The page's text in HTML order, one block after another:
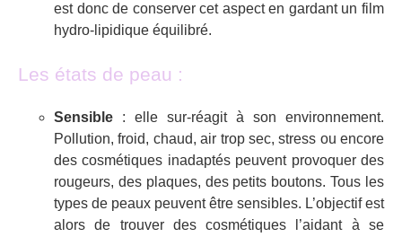
est donc de conserver cet aspect en gardant un film
hydro-lipidique équilibré.
Les états de peau :
Sensible : elle sur-réagit à son environnement.
Pollution, froid, chaud, air trop sec, stress ou encore
des cosmétiques inadaptés peuvent provoquer des
rougeurs, des plaques, des petits boutons. Tous les
types de peaux peuvent être sensibles. L’objectif est
alors de trouver des cosmétiques l’aidant à se